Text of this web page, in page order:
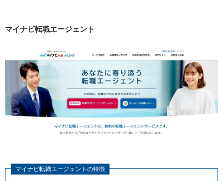
マイナビ転職エージェント
マイナビ転職エージェントの特徴